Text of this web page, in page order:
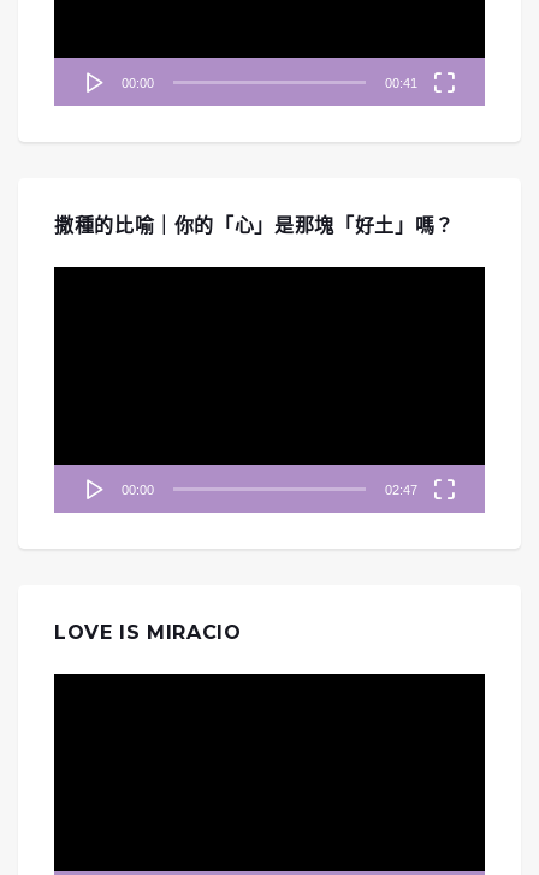
00:00 00:41
撒種的比喻｜你的「心」是那塊「好土」嗎？
00:00 02:47
LOVE IS MIRACIO